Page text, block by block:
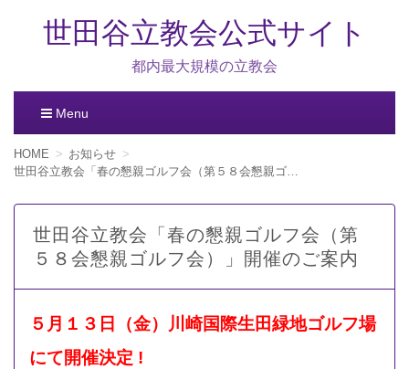
世田谷立教会公式サイト
都内最大規模の立教会
Menu
コ
ン
ン
へ
移
HOME
お知らせ
世田谷立教会「春の懇親ゴルフ会（第５８会懇親ゴルフ会）」開催のご案内
世田谷立教会「春の懇親ゴルフ会（第
５８会懇親ゴルフ会）」開催のご案内
５月１３日（金）川崎国際生田緑地ゴルフ場
にて開催決定 !